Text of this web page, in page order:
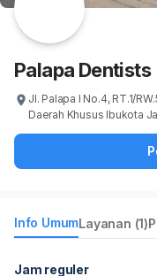
Palapa Dentists
Jl. Palapa I No.4, RT.1/
Daerah Khusus Ibukota
Info UmumLayanan (1)
Jam reguler